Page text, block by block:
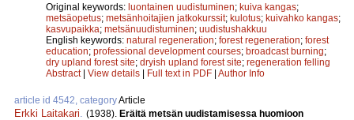
Original keywords: luontainen uudistuminen; kuiva kangas;
metsäopetus; metsänhoitajien jatkokurssit; kulotus; kuivahko kangas;
kasvupaikka; metsänuudistuminen; uudistushakkuu
English keywords: natural regeneration; forest regeneration; forest
education; professional development courses; broadcast burning;
dry upland forest site; dryish upland forest site; regeneration felling
Abstract| View details | Full text in PDF | Author Info
article id 4542, categoryArticle
Erkki Laitakari (1938). Eräitä metsän uudistamisessa huomioon